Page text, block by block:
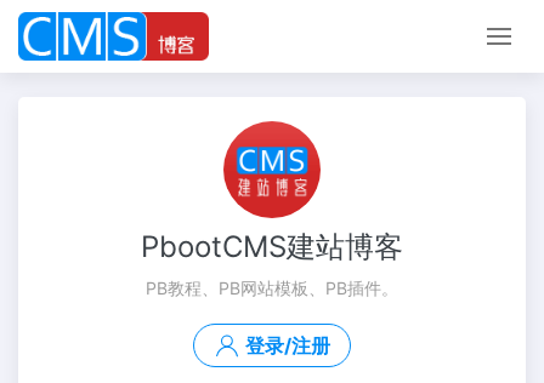
PbootCMS建站博客
PB教程、PB网站模板、PB插件。
登录/注册